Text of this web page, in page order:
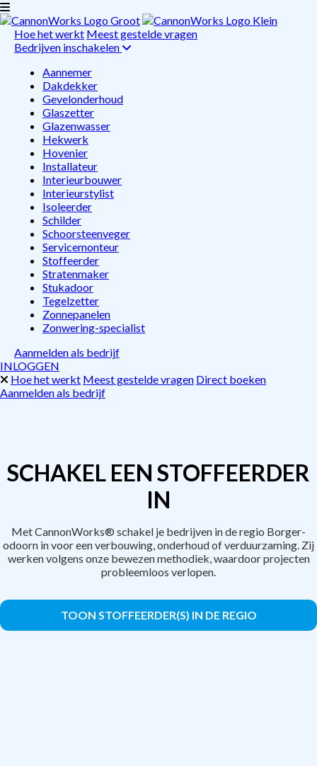
Hoe het werkt Meest gestelde vragen
Bedrijven inschakelen
Aannemer
Dakdekker
Gevelonderhoud
Glaszetter
Glazenwasser
Hekwerk
Hovenier
Installateur
Interieurbouwer
Interieurstylist
Isoleerder
Schilder
Schoorsteenveger
Servicemonteur
Stoffeerder
Stratenmaker
Stukadoor
Tegelzetter
Zonnepanelen
Zonwering-specialist
Aanmelden als bedrijf
INLOGGEN
Hoe het werkt Meest gestelde vragen Direct boeken
Aanmelden als bedrijf
SCHAKEL EEN STOFFEERDER
IN
Met CannonWorks® schakel je bedrijven in de regio Borger-
odoorn in voor een verbouwing, onderhoud of verduurzaming. Zij
werken volgens onze bewezen methodiek, waardoor projecten
probleemloos verlopen.
TOON STOFFEERDER(S) IN DE REGIO